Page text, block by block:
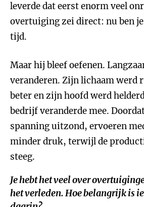
leverde dat eerst enorm veel
overtuiging zei direct: nu ben
tijd.
Maar hij bleef oefenen.
veranderen. Zijn lichaam werd
beter en zijn hoofd werd
bedrijf veranderde mee.
spanning uitzond, ervoeren
minder druk, terwijl de
steeg.
Je hebt het veel over
het verleden. Hoe belangrijk is